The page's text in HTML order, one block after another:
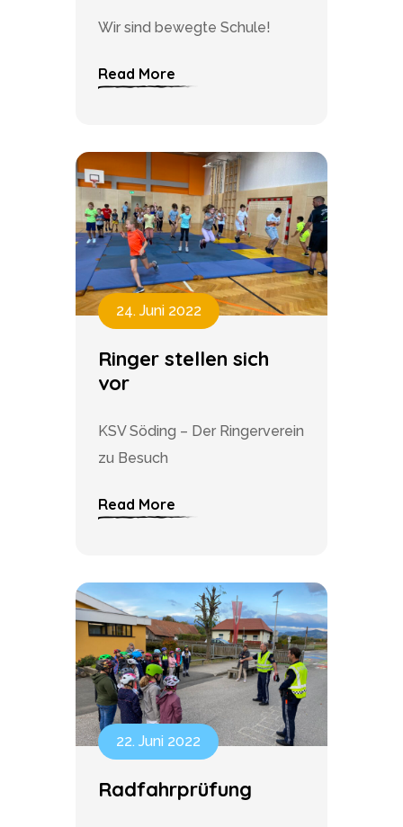
Wir sind bewegte Schule!
Read More
24. Juni 2022
Ringer stellen sich
vor
KSV Söding – Der Ringerverein
zu Besuch
Read More
22. Juni 2022
Radfahrprüfung